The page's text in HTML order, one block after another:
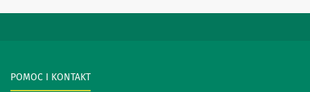
POMOC I KONTAKT